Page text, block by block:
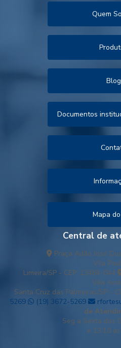
Quem
Blog
Documentos
Mapa
Central de
Praça Adão José
Vila
Limeira/SP - CEP: 13484-044
Vila
Santa Cruz das Palmeiras/SP -
5269
(19) 3672-5269
de
Seg a Sexta das
e 13:10